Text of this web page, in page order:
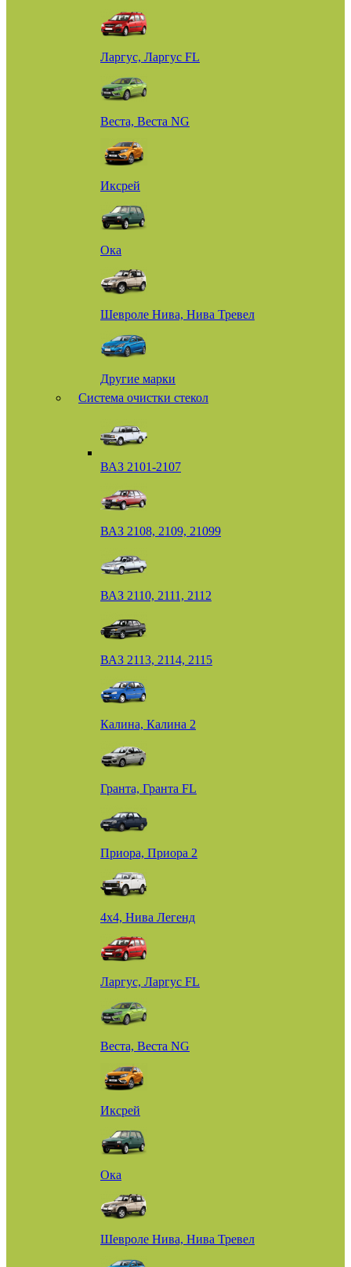
Ларгус, Ларгус FL
Веста, Веста NG
Иксрей
Ока
Шевроле Нива, Нива Тревел
Другие марки
Система очистки стекол
ВАЗ 2101-2107
ВАЗ 2108, 2109, 21099
ВАЗ 2110, 2111, 2112
ВАЗ 2113, 2114, 2115
Калина, Калина 2
Гранта, Гранта FL
Приора, Приора 2
4х4, Нива Легенд
Ларгус, Ларгус FL
Веста, Веста NG
Иксрей
Ока
Шевроле Нива, Нива Тревел